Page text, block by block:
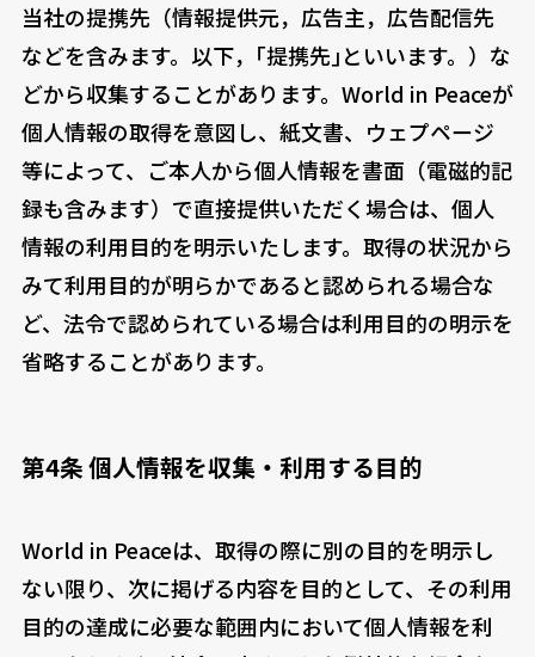
当社の提携先（情報提供元，広告主，広告配信先
などを含みます。以下，｢提携先｣といいます。）な
どから収集することがあります。World in Peaceが
個人情報の取得を意図し、紙文書、ウェプページ
等によって、ご本人から個人情報を書面（電磁的記
録も含みます）で直接提供いただく場合は、個人
情報の利用目的を明示いたします。取得の状況から
みて利用目的が明らかであると認められる場合な
ど、法令で認められている場合は利用目的の明示を
省略することがあります。
第4条 個人情報を収集・利用する目的
World in Peaceは、取得の際に別の目的を明示し
ない限り、次に掲げる内容を目的として、その利用
目的の達成に必要な範囲内において個人情報を利